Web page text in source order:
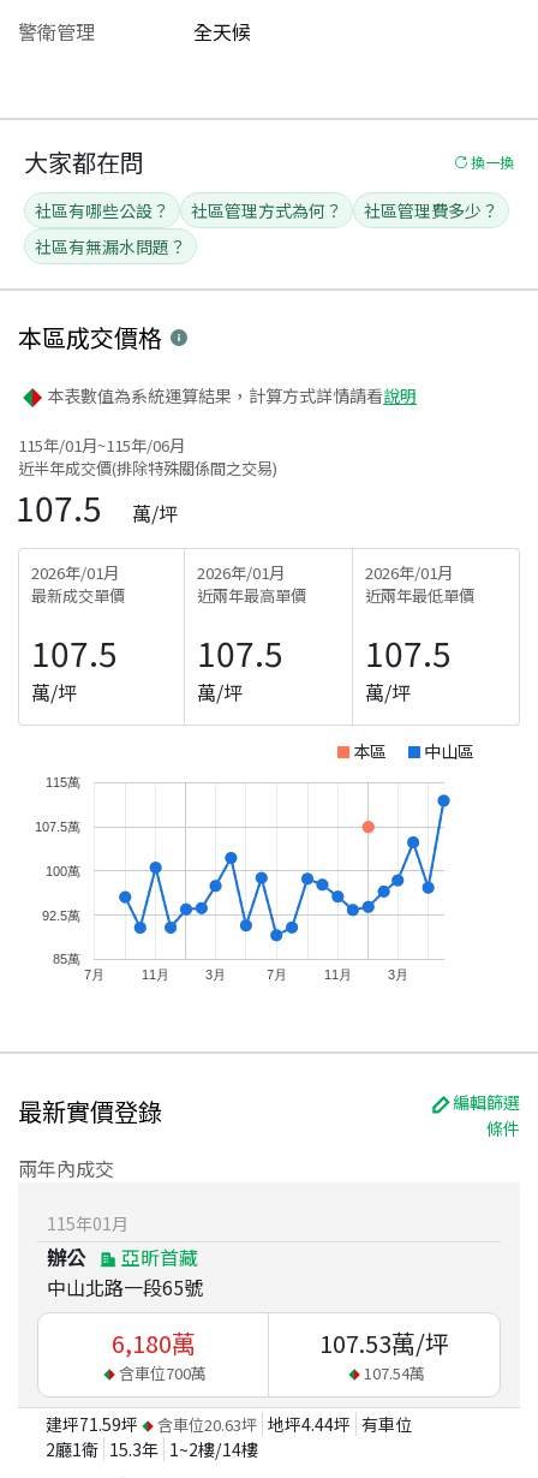
警衛管理
全天候
大家都在問 換一換
社區有哪些公設？ 社區管理方式為何？
社區管理費多少？
社區有無漏水問題？
本區成交價格
本表數值為系統運算結果，計算方式詳情請看說明
115年/01月~115年/06月
近半年成交價(排除特殊關係間之交易)
107.5 萬/坪
2026年/01月
最新成交單價
107.5
萬/坪
2026年/01月
近兩年最高單價
107.5
萬/坪
2026年/01月
近兩年最低單價
107.5
萬/坪
本區 中山區
7月 11月 3月 7月 11月 3月
85萬
92.5萬
100萬
107.5萬
115萬
最新實價登錄
編輯篩選
條件
兩年內成交
115年01 月
辦公
亞昕首藏
中山北路一段65號
6,180萬
含車位700萬
107.53萬/坪
107.54萬
建坪71.59坪 含車位20.63坪 地坪4.44坪 有車位
2廳1衛 15.3年 1~2樓/14樓